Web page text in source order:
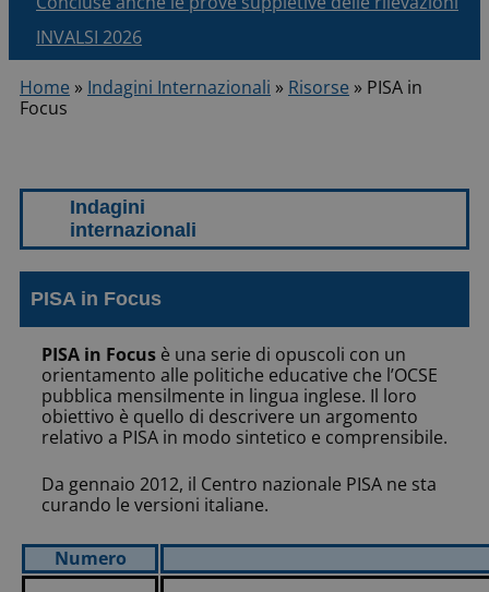
INVALSI 2026
Home » Indagini Internazionali » Risorse » PISA in
Focus
PISA in Focus
PISA in Focus è una serie di opuscoli con un
orientamento alle politiche educative che l’OCSE
pubblica mensilmente in lingua inglese. Il loro
obiettivo è quello di descrivere un argomento
relativo a PISA in modo sintetico e comprensibile.
Da gennaio 2012, il Centro nazionale PISA ne sta
curando le versioni italiane.
Numero